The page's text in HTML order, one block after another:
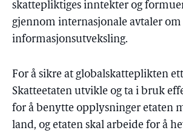
skattepliktiges inntekter og
gjennom internasjonale avtaler om
informasjonsutveksling.
For å sikre at globalskatteplikten
Skatteetaten utvikle og ta i bruk
for å benytte opplysninger etaten
land, og etaten skal arbeide for å